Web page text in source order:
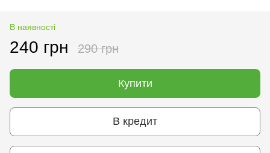
В наявності
240 грн 290 грн
Купити
В кредит